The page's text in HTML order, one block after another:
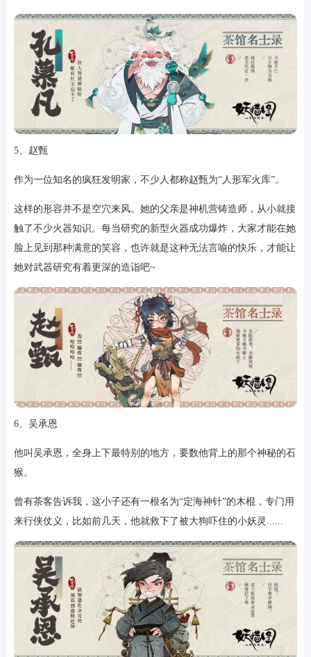
5、赵甄
作为一位知名的疯狂发明家，不少人都称赵甄为“人形军火库”。
这样的形容并不是空穴来风。她的父亲是神机营铸造师，从小就接
触了不少火器知识。每当研究的新型火器成功爆炸，大家才能在她
脸上见到那种满意的笑容，也许就是这种无法言喻的快乐，才能让
她对武器研究有着更深的造诣吧~
6、吴承恩
他叫吴承恩，全身上下最特别的地方，要数他背上的那个神秘的石
猴。
曾有茶客告诉我，这小子还有一根名为“定海神针”的木棍，专门用
来行侠仗义，比如前几天，他就救下了被大狗吓住的小妖灵......